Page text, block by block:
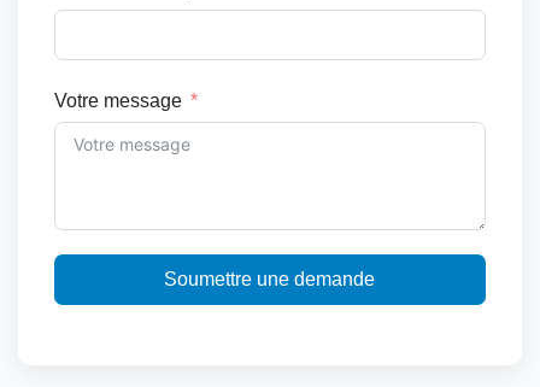
Votre message
Soumettre une demande